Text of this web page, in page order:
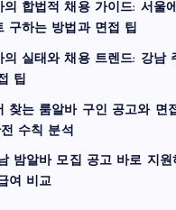
의 합법적 채용 가이드: 서울
구하는 방법과 면접 팁
의 실태와 채용 트렌드: 강남
팁
찾는 룸알바 구인 공고와 면
수칙 분석
밤알바 모집 공고 바로 지
여 비교